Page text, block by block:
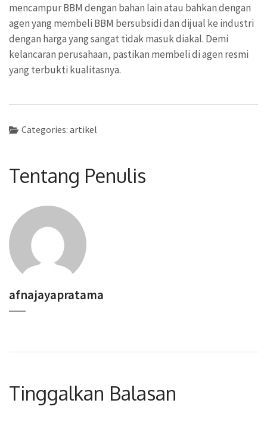
mencampur BBM dengan bahan lain atau bahkan dengan
agen yang membeli BBM bersubsidi dan dijual ke industri
dengan harga yang sangat tidak masuk diakal. Demi
kelancaran perusahaan, pastikan membeli di agen resmi
yang terbukti kualitasnya.
Categories: artikel
Tentang Penulis
afnajayapratama
Tinggalkan Balasan